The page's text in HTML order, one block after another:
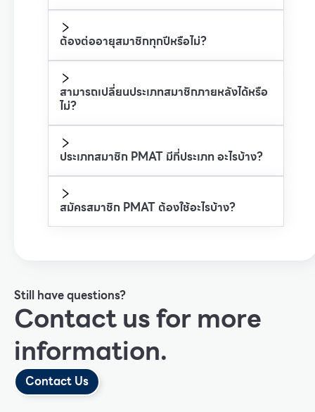
ต้องต่ออายุสมาชิกทุกปีหรือไม่?
สามารถเปลี่ยนประเภทสมาชิกภายหลังได้หรือ
ไม่?
ประเภทสมาชิก PMAT มีกี่ประเภท อะไรบ้าง?
สมัครสมาชิก PMAT ต้องใช้อะไรบ้าง?
Still have questions?
Contact us for more
information.
Contact Us